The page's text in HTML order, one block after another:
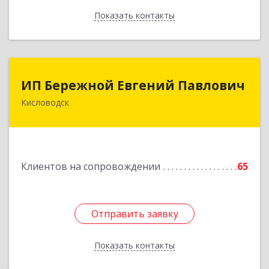
Показать контакты
Назад
ИП Бережной Евгений Павлович
Кисловодск
Клиентов на сопровождении 65
Отправить заявку
Показать контакты
ИП Бережной Евгений Павлович
357748, Ставропольский край, Кисловодск г,
Отправить заявку
Назад